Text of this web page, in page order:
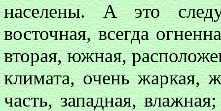
населены. А это
восточная, всегда
вторая, южная,
климата, очень жаркая,
часть, западная,